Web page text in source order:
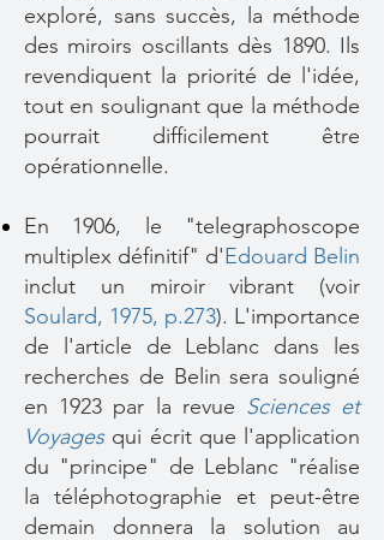
exploré, sans succès, la méthode
des miroirs oscillants dès 1890. Ils
revendiquent la priorité de l'idée,
tout en soulignant que la méthode
pourrait difficilement être
opérationnelle.
En 1906, le "telegraphoscope
multiplex définitif" d'Edouard Belin
inclut un miroir vibrant (voir
Soulard, 1975, p.273). L'importance
de l'article de Leblanc dans les
recherches de Belin sera souligné
en 1923 par la revue Sciences et
Voyages qui écrit que l'application
du "principe" de Leblanc "réalise
la téléphotographie et peut-être
demain donnera la solution au